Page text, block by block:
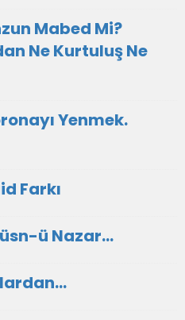
Mabed Mi?
Ne Kurtuluş Ne
Yenmek.
Farkı
ü Nazar...